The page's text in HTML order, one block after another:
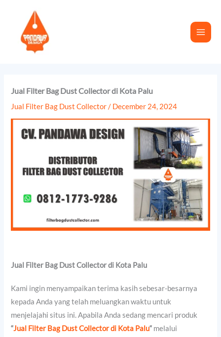
content
Jual Filter Bag Dust Collector di Kota Palu
Jual Filter Bag Dust Collector/ December 24, 2024
Jual Filter Bag Dust Collector di Kota Palu
Kami ingin menyampaikan terima kasih sebesar-besarnya
kepada Anda yang telah meluangkan waktu untuk
menjelajahi situs ini. Apabila Anda sedang mencari produk
“Jual Filter Bag Dust Collector di Kota Palu“ melalui